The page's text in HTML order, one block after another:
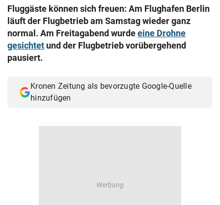
Fluggäste können sich freuen: Am Flughafen Berlin
läuft der Flugbetrieb am Samstag wieder ganz
normal. Am Freitagabend wurdeeine Drohne
gesichtet und der Flugbetrieb vorübergehend
pausiert.
Kronen Zeitung als bevorzugte Google-Quelle
hinzufügen